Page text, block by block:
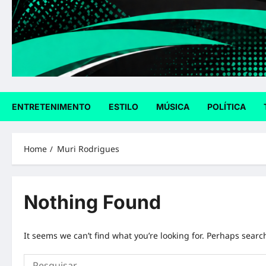
ENTRETENIMENTO ESTILO MÚSICA POLÍTICA
Home Muri Rodrigues
Nothing Found
It seems we can’t find what you’re looking for. Perhaps
Pesquisar